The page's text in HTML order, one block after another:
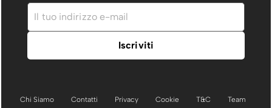
Chi Siamo Contatti Privacy Cookie T&C
Team